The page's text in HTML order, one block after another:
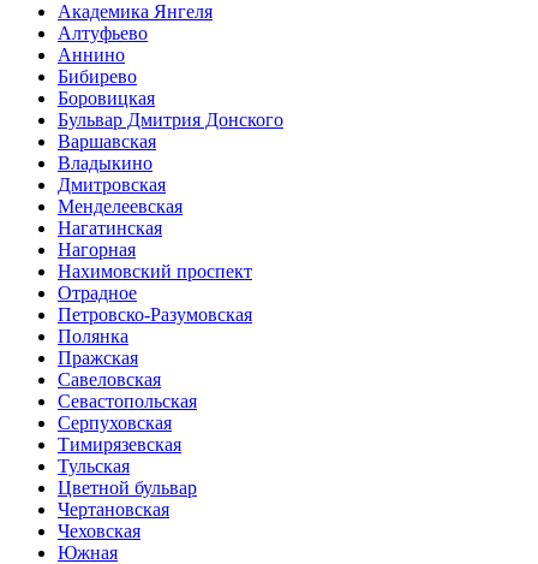
Академика Янгеля
Алтуфьево
Аннино
Бибирево
Боровицкая
Бульвар Дмитрия Донского
Варшавская
Владыкино
Дмитровская
Менделеевская
Нагатинская
Нагорная
Нахимовский проспект
Отрадное
Петровско-Разумовская
Полянка
Пражская
Савеловская
Севасто­польская
Серпуховская
Тимирязевская
Тульская
Цветной бульвар
Чертановская
Чеховская
Южная